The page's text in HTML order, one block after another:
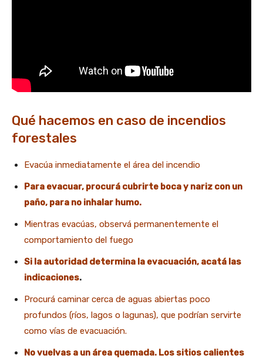
Qué hacemos en caso de incendios
forestales
Evacúa inmediatamente el área del incendio
Para evacuar, procurá cubrirte boca y nariz con un
paño, para no inhalar humo.
Mientras evacúas, observá permanentemente el
comportamiento del fuego
Si la autoridad determina la evacuación, acatá las
indicaciones.
Procurá caminar cerca de aguas abiertas poco
profundos (ríos, lagos o lagunas), que podrían servirte
como vías de evacuación.
No vuelvas a un área quemada. Los sitios calientes